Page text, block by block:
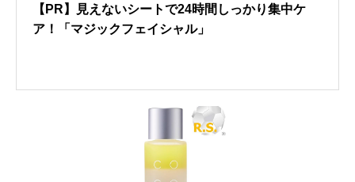
【PR】見えないシートで24時間しっかり集中ケ
ア！「マジックフェイシャル」